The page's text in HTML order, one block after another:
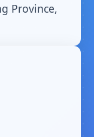
Province,